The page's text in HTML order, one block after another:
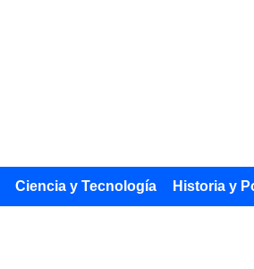
Ciencia y Tecnología Historia y